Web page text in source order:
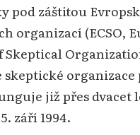
pod záštitou
organizací (ECSO,
skeptické organizace
již přes dvacet
září 1994.